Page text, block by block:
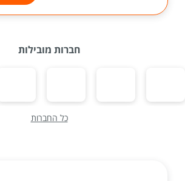
חברות מובילות
כל החברות